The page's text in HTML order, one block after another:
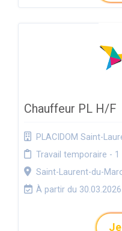
Chauffeur PL H/F
PLACIDOM Saint-
Travail temporaire - 1
Saint-Laurent-du-
À partir du 30.03.2026